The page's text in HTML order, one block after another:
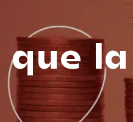
que la